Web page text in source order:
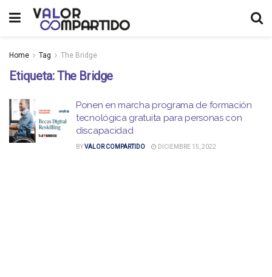
Home Tag The Bridge
Etiqueta:The Bridge
Ponen en marcha programa de formación
tecnológica gratuita para personas con
discapacidad
BYVALOR COMPARTIDO DICIEMBRE 15, 2022